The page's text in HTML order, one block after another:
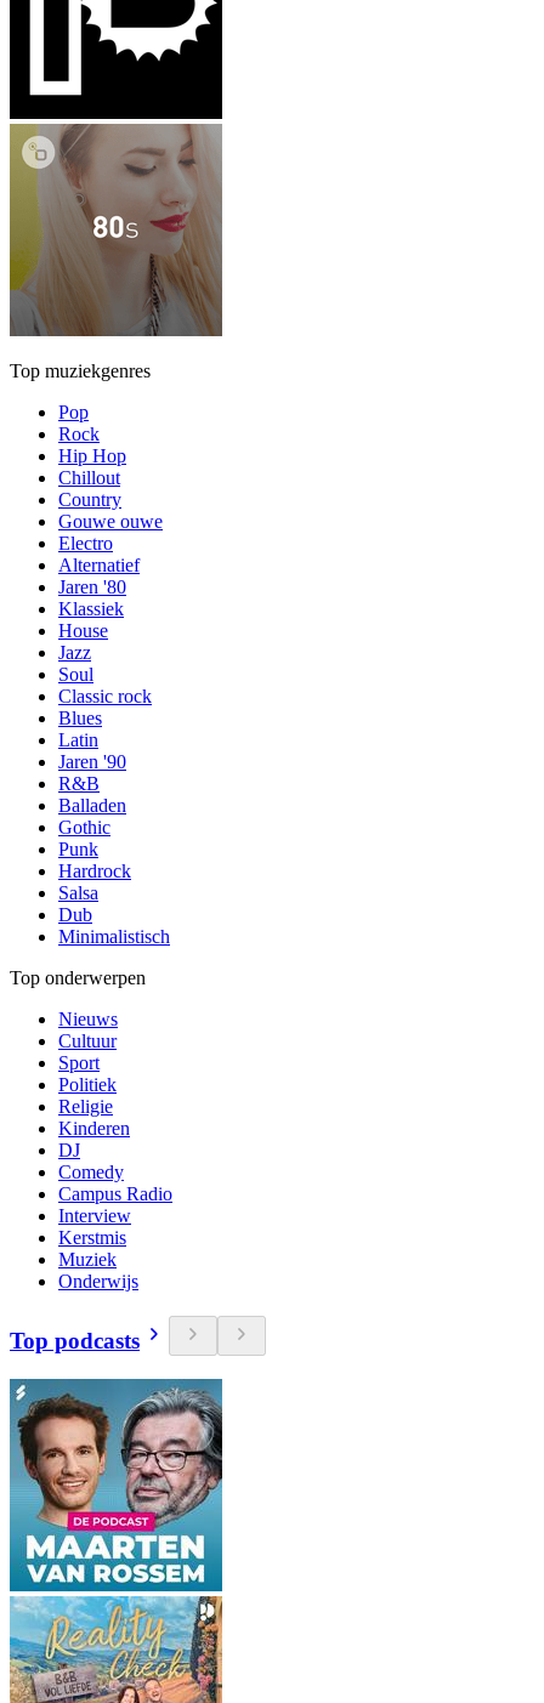
Top muziekgenres
Pop
Rock
Hip Hop
Chillout
Country
Gouwe ouwe
Electro
Alternatief
Jaren '80
Klassiek
House
Jazz
Soul
Classic rock
Blues
Latin
Jaren '90
R&B
Balladen
Gothic
Punk
Hardrock
Salsa
Dub
Minimalistisch
Top onderwerpen
Nieuws
Cultuur
Sport
Politiek
Religie
Kinderen
DJ
Comedy
Campus Radio
Interview
Kerstmis
Muziek
Onderwijs
Top podcasts